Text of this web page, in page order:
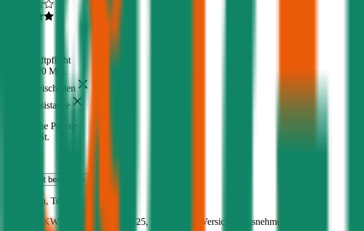
Haftpflicht
€ 20 Mio.
Freischaden
Assistance
Monatliche Prämie
inkl. mVSt.
Haftpflicht berechnen
Panda, Teilkasko
70 PS/51 KW, hybrid, Baujahr 2025,
, Versicherungsnehmer 30 Jahre